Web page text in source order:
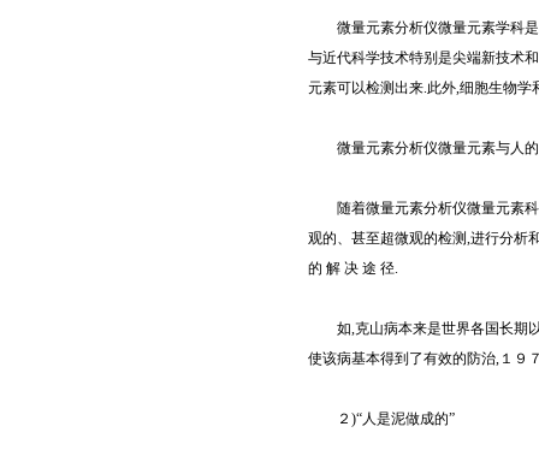
微量元素分析仪微量元素学科是
与近代科学技术特别是尖端新技术
元素可以检测出来.此外,细胞生物
微量元素分析仪微量元素与人的
随着微量元素分析仪微量元素科
观的、甚至超微观的检测,进行分析
的 解 决 途 径.
如,克山病本来是世界各国长期以
使该病基本得到了有效的防治,１９
２)“人是泥做成的”